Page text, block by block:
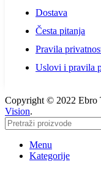
Dostava
Česta pitanja
Pravila
Uslovi i pravila
Copyright © 2022 Ebro
Vision.
Menu
Kategorije